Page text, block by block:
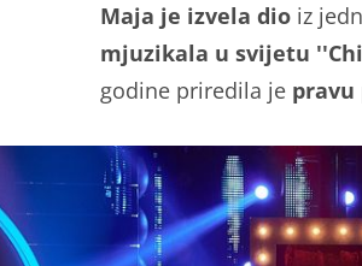
Maja je izvela dio iz
mjuzikala u svijetu
godine priredila je pravu